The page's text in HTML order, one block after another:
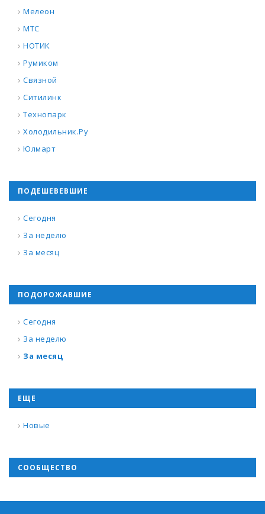
Мелеон
МТС
НОТИК
Румиком
Связной
Ситилинк
Технопарк
Холодильник.Ру
Юлмарт
ПОДЕШЕВЕВШИЕ
Сегодня
За неделю
За месяц
ПОДОРОЖАВШИЕ
Сегодня
За неделю
За месяц
ЕЩЕ
Новые
СООБЩЕСТВО